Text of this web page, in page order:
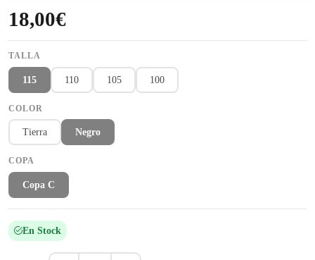
18,00€
TALLA
115 110 105 100
COLOR
Tierra Negro
COPA
Copa C
En Stock